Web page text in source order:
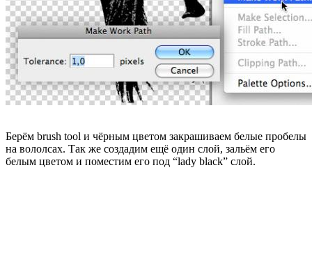
Берём brush tool и чёрным цветом закрашиваем белые пробелы
на вололсах. Так же создадим ещё один слой, зальём его
белым цветом и поместим его под “lady black” слой.